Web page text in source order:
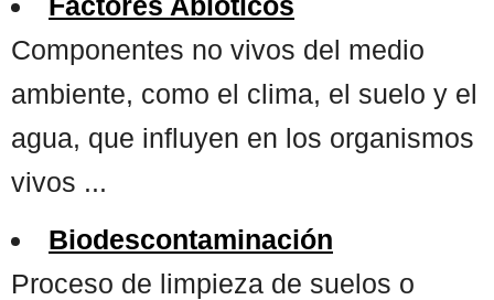
Componentes no vivos del medio
ambiente, como el clima, el suelo y el
agua, que influyen en los organismos
vivos ...
Biodescontaminación
Proceso de limpieza de suelos o